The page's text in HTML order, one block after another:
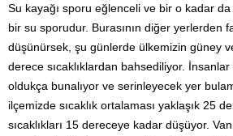
Su kayağı sporu eğlenceli ve bir o kadar
bir su sporudur. Burasının diğer yerlerden
düşünürsek, şu günlerde ülkemizin güney
derece sıcaklıklardan bahsediliyor. İnsanlar
oldukça bunalıyor ve serinleyecek yer
ilçemizde sıcaklık ortalaması yaklaşık 25
sıcaklıkları 15 dereceye kadar düşüyor.